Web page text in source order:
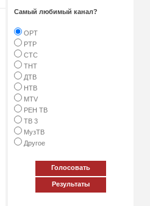
Самый любимый канал?
ОРТ
РТР
СТС
ТНТ
ДТВ
НТВ
МТV
РЕН ТВ
ТВ 3
МузТВ
Другое
Голосовать
Результаты